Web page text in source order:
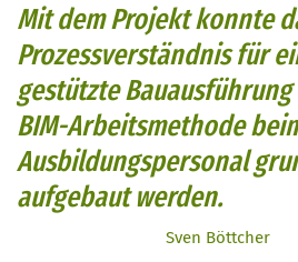
Mit dem Projekt konnte
Prozessverständnis für
gestützte
BIM-Arbeitsmethode
Ausbildungspersonal
aufgebaut werden.
Sven Böttcher